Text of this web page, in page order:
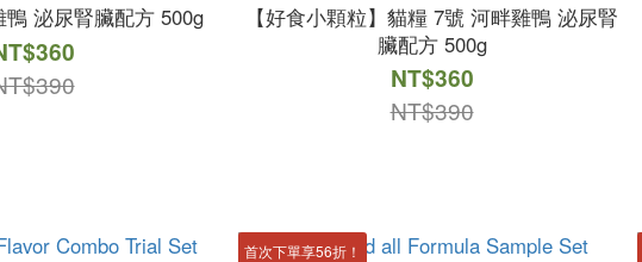
泌尿腎臟配方 500g
【好食小顆粒】貓糧 7號 河畔雞鴨 泌尿腎
臟配方 500g
NT$360
NT$390
首次下單享56折！